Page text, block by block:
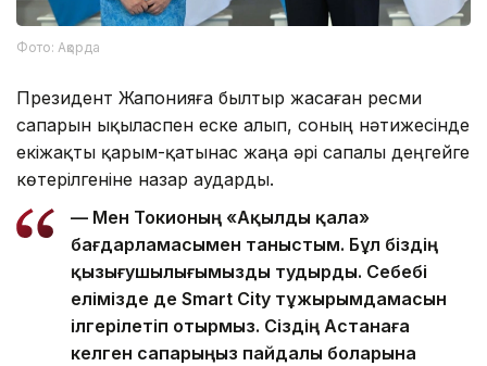
Фото: Ақорда
Президент Жапонияға былтыр жасаған ресми
сапарын ықыласпен еске алып, соның нәтижесінде
екіжақты қарым-қатынас жаңа әрі сапалы деңгейге
көтерілгеніне назар аударды.
— Мен Токионың «Ақылды қала»
бағдарламасымен таныстым. Бұл біздің
қызығушылығымызды тудырды. Себебі
елімізде де Smart City тұжырымдамасын
ілгерілетіп отырмыз. Сіздің Астанаға
келген сапарыңыз пайдалы боларына